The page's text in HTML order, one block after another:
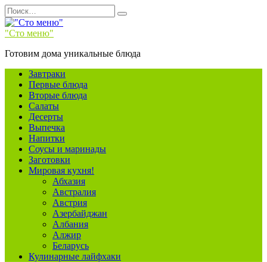
Перейти
к
содержанию
Search
for:
"Сто меню"
Готовим дома уникальные блюда
Завтраки
Первые блюда
Вторые блюда
Салаты
Десерты
Выпечка
Напитки
Соусы и маринады
Заготовки
Мировая кухня!
Абхазия
Австралия
Австрия
Азербайджан
Албания
Алжир
Беларусь
Кулинарные лайфхаки